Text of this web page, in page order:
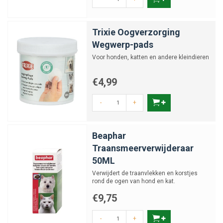
Wat betekenen rode ogen bij mijn kat?
Kan ik traanstrepen zelf verwijderen?
Zijn oogdruppels geschikt voor dagelijks
Wanneer moet ik met oogklachten naar de
dierenarts?
Zijn oogverzorgingsproducten geschikt voor
kittens?
Trixie Oogverzorging
Wegwerp-pads
Voor honden, katten en andere kleindieren
€4,99
- +
Beaphar
Traansmeerverwijderaar
50ML
Verwijdert de traanvlekken en korstjes
rond de ogen van hond en kat.
€9,75
- +